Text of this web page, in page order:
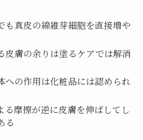
も真皮の線維芽細胞を直接増や
皮膚の余りは塗るケアでは解消
への作用は化粧品には認められ
る摩擦が逆に皮膚を伸ばしてし
る